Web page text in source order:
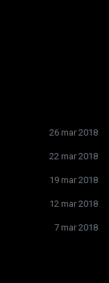
26 mar 2018
22 mar 2018
19 mar 2018
12 mar 2018
7 mar 2018